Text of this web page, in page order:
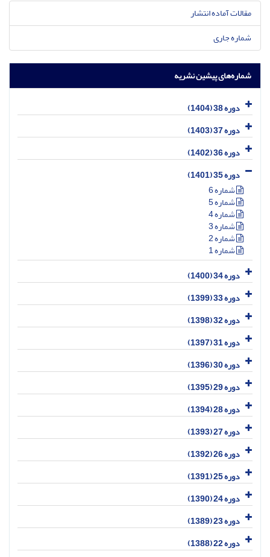
مقالات آماده انتشار
شماره جاری
شماره‌های پیشین نشریه
دوره 38 (1404)
دوره 37 (1403)
دوره 36 (1402)
دوره 35 (1401)
شماره 6
شماره 5
شماره 4
شماره 3
شماره 2
شماره 1
دوره 34 (1400)
دوره 33 (1399)
دوره 32 (1398)
دوره 31 (1397)
دوره 30 (1396)
دوره 29 (1395)
دوره 28 (1394)
دوره 27 (1393)
دوره 26 (1392)
دوره 25 (1391)
دوره 24 (1390)
دوره 23 (1389)
دوره 22 (1388)